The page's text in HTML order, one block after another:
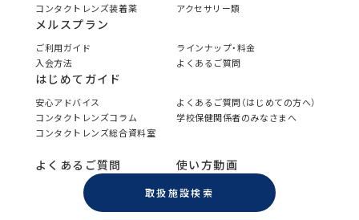
コンタクトレンズ装着薬
アクセサリー類
メルスプラン
ご利用ガイド
ラインナップ・料金
入会方法
よくあるご質問
はじめてガイド
安心アドバイス
よくあるご質問（はじめての方へ）
コンタクトレンズコラム
学校保健関係者のみなさまへ
コンタクトレンズ総合資料室
よくあるご質問 使い方動画
取扱施設検索